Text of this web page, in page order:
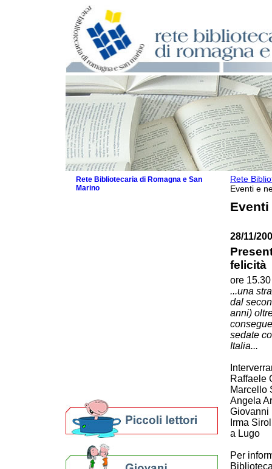
Rete
Eventi e
Eventi
28/11/
felicità
ore 15.30
...una
dal
anni)
sedate
Italia...
Raffaele
Marcello
Angela
Irma
a Lugo
Per
Rete Bibliotecaria di Romagna e San
Marino